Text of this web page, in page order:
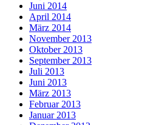
Juni 2014
April 2014
März 2014
November 2013
Oktober 2013
September 2013
Juli 2013
Juni 2013
März 2013
Februar 2013
Januar 2013